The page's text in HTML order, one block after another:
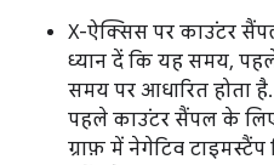
X-ऐक्सिस पर काउंटर
ध्यान दें कि यह समय,
समय पर आधारित होता
पहले काउंटर सैंपल के
ग्राफ़ में नेगेटिव